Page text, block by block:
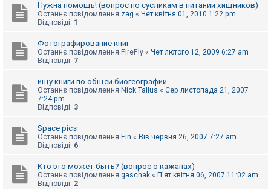
Нужна помощь! (вопрос по сусликам в питании хищников)
Останнє повідомлення zag « Чет квітня 01, 2010 1:22 pm
Відповіді: 1
Фотографирование книг
Останнє повідомлення FireFly « Чет лютого 12, 2009 6:27 am
Відповіді: 7
ищу книги по общей биогеографии
Останнє повідомлення Nick.Tallus « Сер листопада 21, 2007
7:24 pm
Відповіді: 3
Space pics
Останнє повідомлення Fin « Вів червня 26, 2007 7:27 am
Відповіді: 6
Кто это может быть? (вопрос о кажанах)
Останнє повідомлення gaschak « П'ят квітня 06, 2007 11:02 am
Відповіді: 2